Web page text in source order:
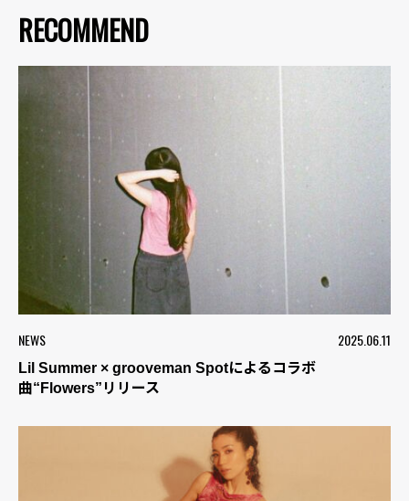
RECOMMEND
NEWS 2025.06.11
Lil Summer × grooveman Spotによるコラボ
曲“Flowers”リリース